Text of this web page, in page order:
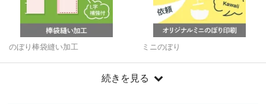
のぼり棒袋縫い加工 ミニのぼり
続きを見る